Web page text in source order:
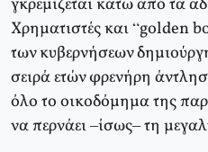
Χρηματιστές και “golden
των κυβερνήσεων
σειρά ετών φρενήρη
όλο το οικοδόμημα της
να περνάει –ίσως– τη